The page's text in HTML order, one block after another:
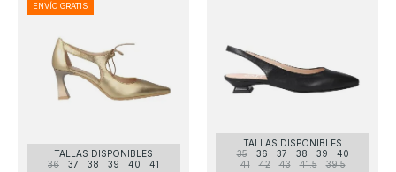
TALLAS DISPONIBLES
36
37 38 39 40 41
ENVÍO GRATIS
TALLAS DISPONIBLES
35
36 37 38 39
40
41
42 43 41.5 39.5